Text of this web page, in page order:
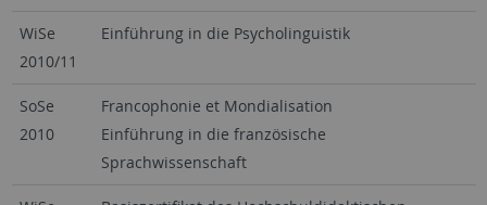
WiSe
2010/11
Einführung in die Psycholinguistik
SoSe
2010
Francophonie et Mondialisation
Einführung in die französische
Sprachwissenschaft